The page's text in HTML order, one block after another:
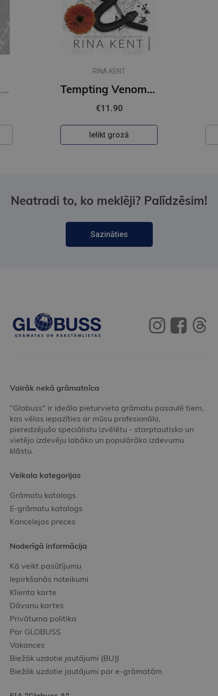
Restitution : #3 Edge of Darkness series : delux paperback featuring exclusive character artwork
RINA KENT
Tempting Venom : #3 The Vipers series
€11.90
Ielikt grozā
Neatradi to, ko meklēji? Palīdzēsim!
Sazināties
Vairāk nekā grāmatnīca
"Globuss" ir ideāla pieturvieta grāmatu pasaulē tiem,
kas vēlas iepazīties ar mūsu profesionālo,
pieredzējušo speciālistu izvēlētu - starptautisko un
vietējo izdevēju labāko un populārāko izdevumu
klāstu.
Veikala kategorijas
Grāmatu katalogs
E-grāmatu katalogs
Kancelejas preces
Noderīgā informācija
Kā veikt pasūtījumu
Iepirkšanās noteikumi
Klienta karte
Dāvanu kartes
Privātuma politika
Par GLOBUSS
Vakances
Biežāk uzdotie jautājumi (BUJ)
Biežāk uzdotie jautājumi par e-grāmatām